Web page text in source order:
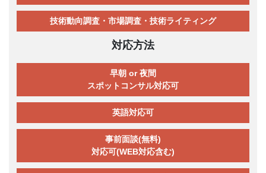
技術動向調査・市場調査・技術ライティング
対応方法
早朝 or 夜間
スポットコンサル対応可
英語対応可
事前面談(無料)
対応可(WEB対応含む)